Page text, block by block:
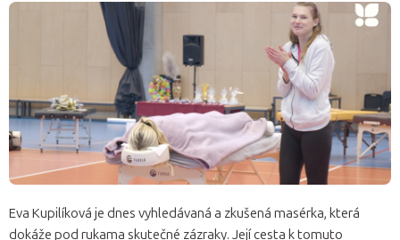
Eva Kupilíková je dnes vyhledávaná a zkušená masérka, která
dokáže pod rukama skutečné zázraky. Její cesta k tomuto